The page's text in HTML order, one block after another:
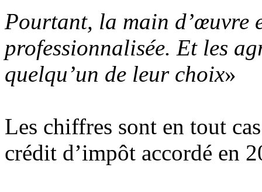
Pourtant, la main d’œuvre
professionnalisée. Et les
quelqu’un de leur choix»
Les chiffres sont en tout
crédit d’impôt accordé en